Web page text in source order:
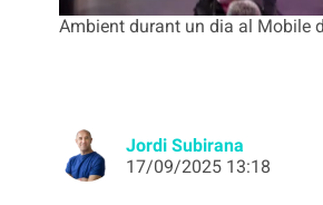
Ambient durant un dia al Mobile
Jordi Subirana
17/09/2025 13:18